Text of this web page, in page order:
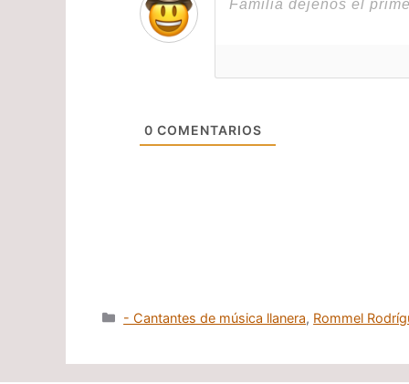
0 COMENTARIOS
Categorías
- Cantantes de música llanera, Rommel